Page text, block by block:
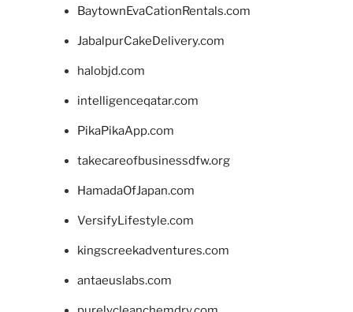
BaytownEvaCationRentals.com
JabalpurCakeDelivery.com
halobjd.com
intelligenceqatar.com
PikaPikaApp.com
takecareofbusinessdfw.org
HamadaOfJapan.com
VersifyLifestyle.com
kingscreekadventures.com
antaeuslabs.com